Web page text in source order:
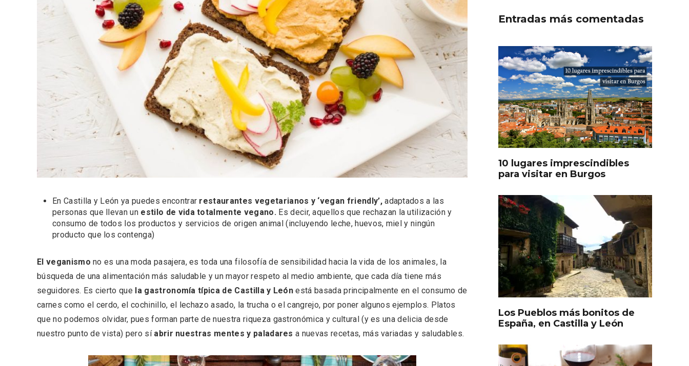
En Castilla y León ya puedes encontrar restaurantes vegetarianos y ‘vegan friendly’,adaptados a las
personas que llevan un estilo de vida totalmente vegano. Es decir, aquellos que rechazan la utilización y
consumo de todos los productos y servicios de origen animal (incluyendo leche, huevos, miel y ningún
producto que los contenga)
El veganismo no es una moda pasajera, es toda una filosofía de sensibilidad hacia la vida de los animales, la
búsqueda de una alimentación más saludable y un mayor respeto al medio ambiente, que cada día tiene más
seguidores. Es cierto que la gastronomía típica de Castilla y León está basada principalmente en el consumo de
carnes como el cerdo, el cochinillo, el lechazo asado, la trucha o el cangrejo, por poner algunos ejemplos. Platos
que no podemos olvidar, pues forman parte de nuestra riqueza gastronómica y cultural (y es una delicia desde
nuestro punto de vista) pero sí abrir nuestras mentes y paladares a nuevas recetas, más variadas y saludables.
Entradas más comentadas
10 lugares imprescindibles
para visitar en Burgos
Los Pueblos más bonitos de
España, en Castilla y León
Fiesta de los Fueros 2026 de
Sepúlveda y Feria de
Artesanía
Velay, una imagen renovada
para el vermouth de
Valladolid
El Espinar, un pueblo oculto
de la Sierra de Guadarrama
en su vertiente segoviana
Recorre los fiordos leoneses
en Riaño
El Cronicón de Oña sale a la
calle
Conciertos gratuitos del
coro Wetherby Preparatory
School en Ávila y Salamanca
VII Feria del Vino de Sotillo
2026 ‘Sotillo, el Vino y Yo’
Feria del Vino de Toro 2026;
descubre “Otros Vinos de
Toro”